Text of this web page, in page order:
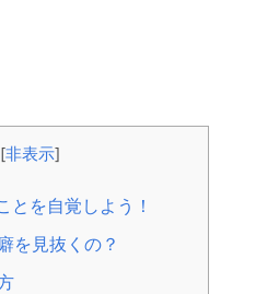
[非表示]
とを自覚しよう！
を見抜くの？